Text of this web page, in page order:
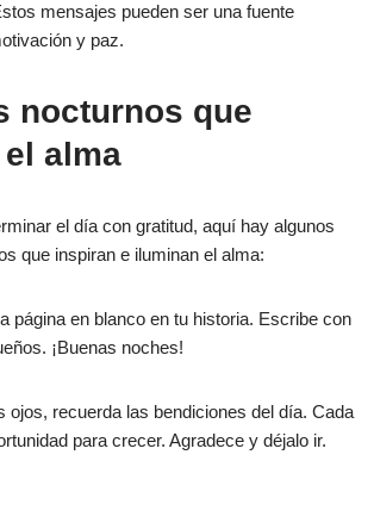
mensajes pueden ser una fuente
y paz.
nocturnos que
alma
el día con gratitud, aquí hay algunos
que inspiran e iluminan el alma:
página en blanco en tu historia. Escribe con
¡Buenas noches!
ojos, recuerda las bendiciones del día. Cada
para crecer. Agradece y déjalo ir.